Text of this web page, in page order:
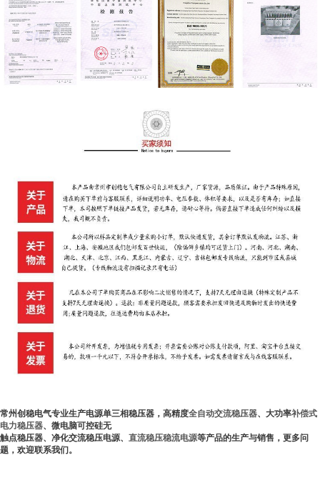
常州创稳电气专业生产电源单三相稳压器，高精度全自动交流稳压器、大功率补偿式
电力稳压器、微电脑可控硅无
触点稳压器、净化交流稳压电源、 直流稳压稳流电源等产品的生产与销售，更多问
题，欢迎联系我们。